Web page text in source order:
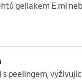
gellakem E.mi
peelingem,